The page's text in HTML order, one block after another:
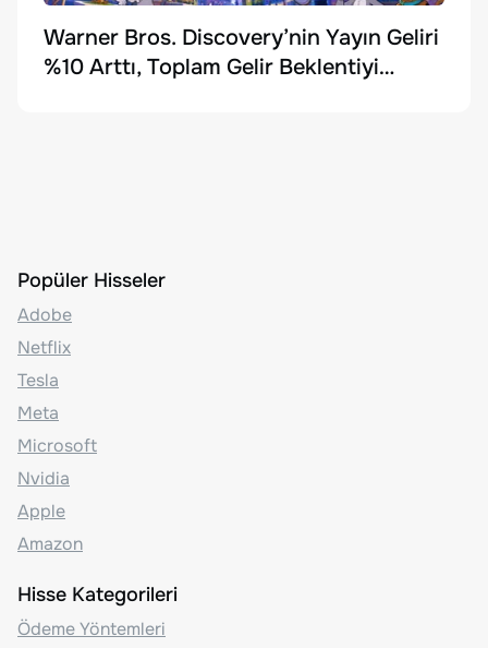
Warner Bros. Discovery’nin Yayın Geliri
%10 Arttı, Toplam Gelir Beklentiyi
Popüler Hisseler
Adobe
Netflix
Tesla
Meta
Microsoft
Nvidia
Apple
Amazon
Hisse Kategorileri
Ödeme Yöntemleri